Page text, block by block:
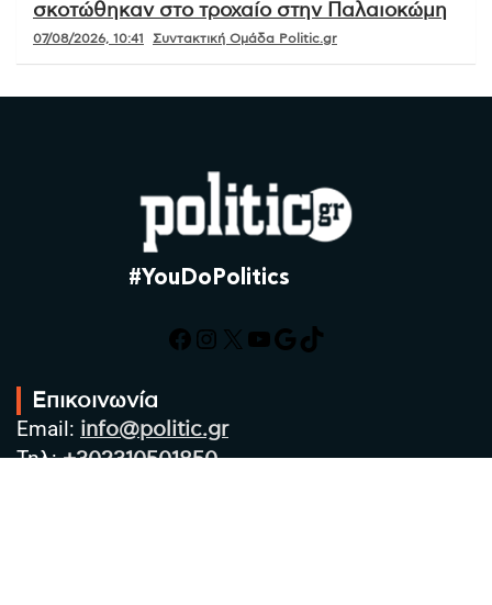
σκοτώθηκαν στο τροχαίο στην Παλαιοκώμη
07/08/2026, 10:41 Συντακτική Ομάδα Politic.gr
#YouDoPolitics
Facebook
Instagram
X YouTube
Google
TikTok
Επικοινωνία
Email: info@politic.gr
Τηλ:+302310501850